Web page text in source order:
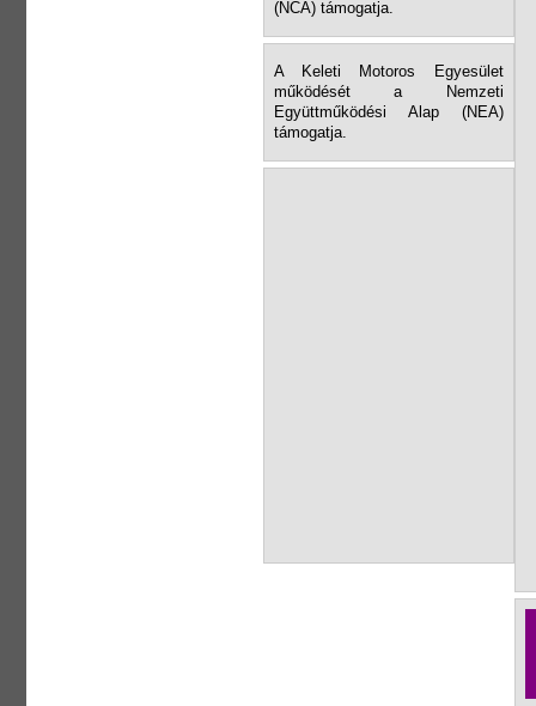
(NCA) támogatja.
A Keleti Motoros Egyesület
működését a Nemzeti
Együttműködési Alap (NEA)
támogatja.